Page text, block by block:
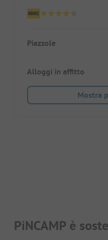
Piazzole
Alloggi in affitto
Mostra
PiNCAMP è